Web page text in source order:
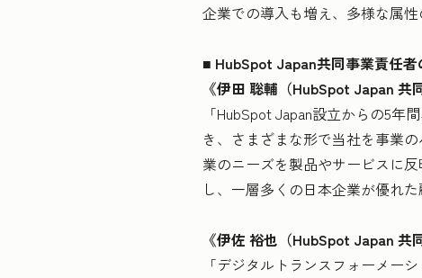
企業での導入も増え、多様な属
■ HubSpot Japan共同事業責任者
《伊田 聡輔（HubSpot Japan 共
「HubSpot Japan設立からの5
き、さまざまな形で当社を事業
業のニーズを製品やサービスに
し、一層多くの日本企業が優れ
《伊佐 裕也（HubSpot Japan 共
「デジタルトランスフォーメー